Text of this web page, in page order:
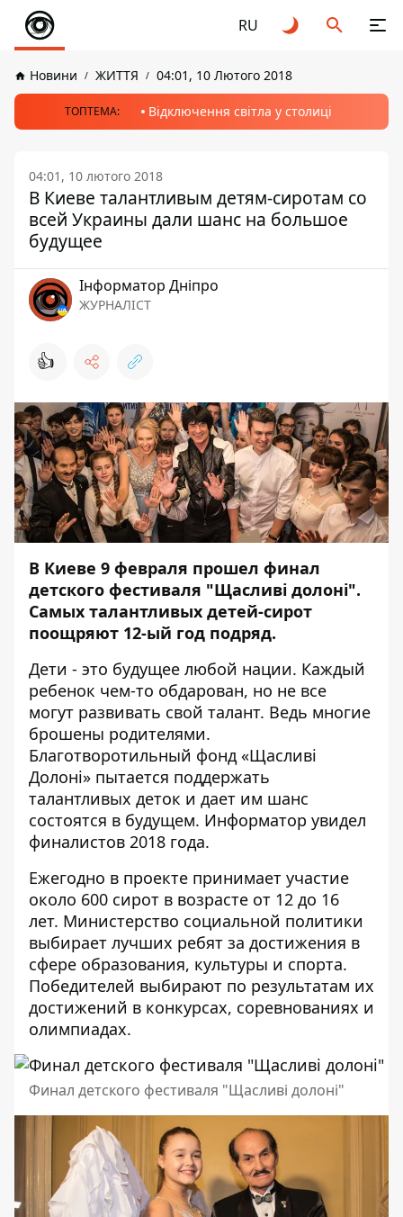
RU
Новини ЖИТТЯ 04:01, 10 Лютого 2018
ТОПТЕМА: Відключення світла у столиці
04:01, 10 лютого 2018
В Киеве талантливым детям-сиротам со
всей Украины дали шанс на большое
будущее
Інформатор Дніпро
ЖУРНАЛІСТ
👍
В Киеве 9 февраля прошел финал
детского фестиваля "Щасливі долоні".
Самых талантливых детей-сирот
поощряют 12-ый год подряд.
Дети - это будущее любой нации. Каждый
ребенок чем-то обдарован, но не все
могут развивать свой талант. Ведь многие
брошены родителями.
Благотворотильный фонд «Щасливі
Долоні» пытается поддержать
талантливых деток и дает им шанс
состоятся в будущем. Информатор увидел
финалистов 2018 года.
Ежегодно в проекте принимает участие
около 600 сирот в возрасте от 12 до 16
лет. Министерство социальной политики
выбирает лучших ребят за достижения в
сфере образования, культуры и спорта.
Победителей выбирают по результатам их
достижений в конкурсах, соревнованиях и
олимпиадах.
Финал детского фестиваля "Щасливі долоні"